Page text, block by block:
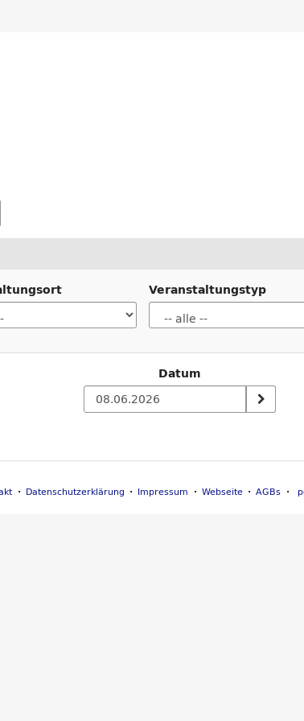
Veranstaltungstyp
Datum
Datenschutzerklärung Impressum Webseite AGBs